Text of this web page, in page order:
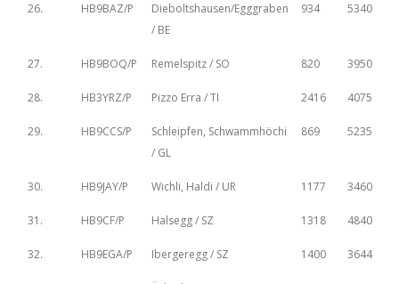
26. HB9BAZ/P
Dieboltshausen/Egggraben
/ BE
934 5340
27. HB9BOQ/P Remelspitz / SO 820 3950
28. HB3YRZ/P Pizzo Erra / TI 2416 4075
29. HB9CCS/P
Schleipfen, Schwammhöchi
/ GL
869 5235
30. HB9JAY/P Wichli, Haldi / UR 1177 3460
31. HB9CF/P Halsegg / SZ 1318 4840
32. HB9EGA/P Ibergeregg / SZ 1400 3644